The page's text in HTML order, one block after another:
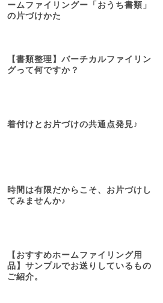
ームファイリングー「おうち書類」
の片づけかた
【書類整理】バーチカルファイリン
グって何ですか？
着付けとお片づけの共通点発見♪
時間は有限だからこそ、お片づけし
てみませんか♪
【おすすめホームファイリング用
品】サンプルでお送りしているもの
ご紹介。